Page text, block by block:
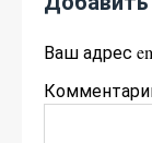
Ваш адрес